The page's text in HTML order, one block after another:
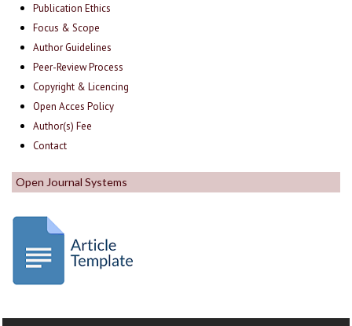
Publication Ethics
Focus & Scope
Author Guidelines
Peer-Review Process
Copyright & Licencing
Open Acces Policy
Author(s) Fee
Contact
Open Journal Systems